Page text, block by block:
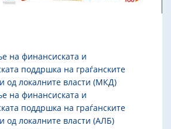
на финансиската и
поддршка на граѓанските
од локалните власти (МКД)
на финансиската и
поддршка на граѓанските
од локалните власти (АЛБ)